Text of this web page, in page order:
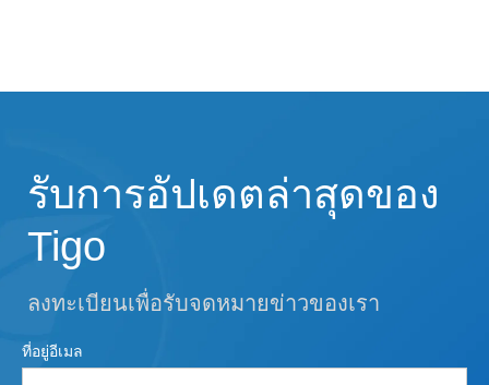
รับการอัปเดตล่าสุดของ
Tigo
ลงทะเบียนเพื่อรับจดหมายข่าวของเรา
ที่อยู่อีเมล